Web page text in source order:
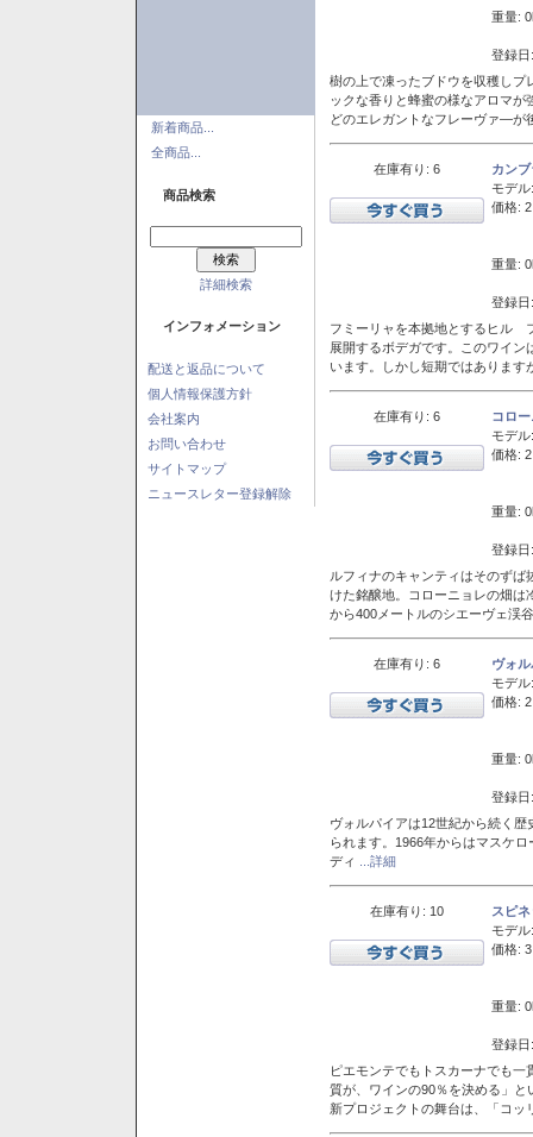
新着商品...
全商品...
商品検索
詳細検索
インフォメーション
配送と返品について
個人情報保護方針
会社案内
お問い合わせ
サイトマップ
ニュースレター登録解除
重量:
登録
樹の上で凍ったブドウを収穫しプ
ックな香りと蜂蜜の様なアロマ
どのエレガントなフレーヴァ―が
在庫有り: 6
カン
モデル:
価格:
重量:
登録
フミーリャを本拠地とするヒル
展開するボデガです。このワイ
います。しかし短期ではありま
在庫有り: 6
コロ
モデル:
価格:
重量:
登録
ルフィナのキャンティはそのず
けた銘醸地。コローニョレの畑は
から400メートルのシエーヴェ渓
在庫有り: 6
ヴォ
モデル:
価格:
重量:
登録
ヴォルパイアは12世紀から続く
られます。1966年からはマスケ
ディ
...詳細
在庫有り: 10
スピ
モデル:
価格:
重量:
登録
ピエモンテでもトスカーナでも
質が、ワインの90％を決める」
新プロジェクトの舞台は、「コ